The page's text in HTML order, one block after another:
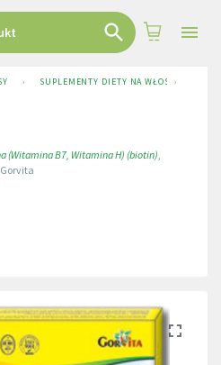
› SUPLEMENTY DIETY NA WŁOSY›
(Witamina B7, Witamina H) (biotin),
Gorvita